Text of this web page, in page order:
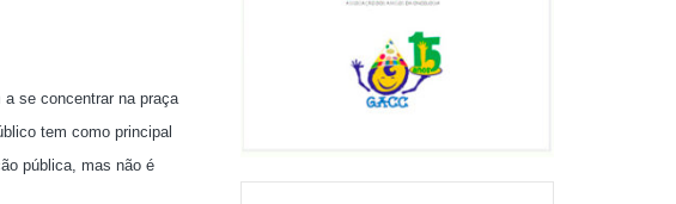
se concentrar na praça
tem como principal
pública, mas não é